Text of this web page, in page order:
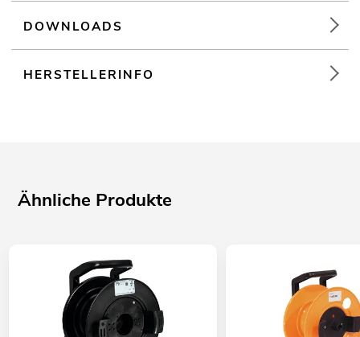
DOWNLOADS
HERSTELLERINFO
Ähnliche Produkte